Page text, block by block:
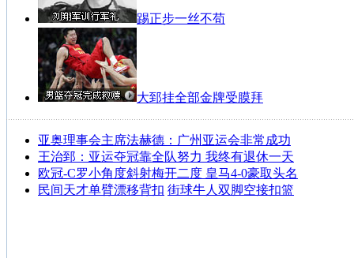
踢正步一丝不苟
大郅挂全部金牌受膜拜
亚奥理事会主席法赫德：广州亚运会非常成功
王治郅：亚运夺冠靠全队努力 我终有退休一天
欧冠-C罗小角度斜射梅开二度 皇马4-0豪取头名
民间天才单臂漂移背扣 街球牛人双脚空接扣篮